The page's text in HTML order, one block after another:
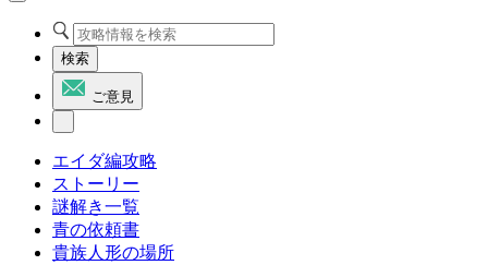
検索
ご意見
エイダ編攻略
ストーリー
謎解き一覧
青の依頼書
貴族人形の場所